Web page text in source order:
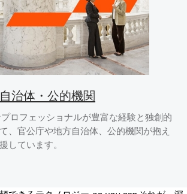
治体・公的機関
ロフェッショナルが豊富な経験と独創的
、官公庁や地方自治体、公的機関が抱え
しています。